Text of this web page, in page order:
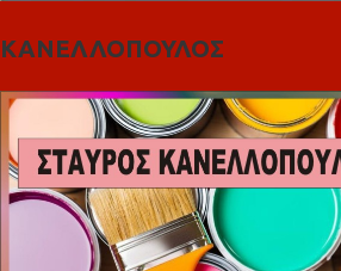
ΚΑΝΕΛΛΟΠΟΥΛΟΣ